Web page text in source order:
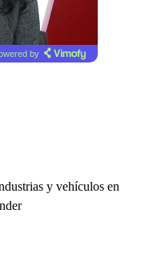
by
y vehículos en